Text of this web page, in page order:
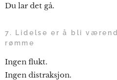
Du lar det gå.
7. Lidelse er å bli
rømme
Ingen flukt.
Ingen distraksjon.